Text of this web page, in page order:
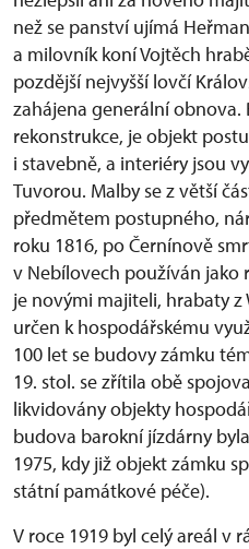
než se panství ujímá
a milovník koní Vojtěch
pozdější nejvyšší lovčí
zahájena generální obnova.
rekonstrukce, je objekt
i stavebně, a interiéry jsou
Tuvorou. Malby se z větší
předmětem postupného,
roku 1816, po Černínově
v Nebílovech používán jako
je novými majiteli, hrabaty z
určen k hospodářskému
100 let se budovy zámku
19. stol. se zřítila obě
likvidovány objekty
budova barokní jízdárny
1975, kdy již objekt zámku
státní památkové péče).
V roce 1919 byl celý areál v